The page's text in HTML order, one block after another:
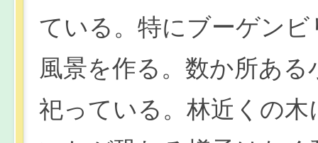
ている。特にブーゲン
風景を作る。数か所あ
祀っている。林近くの